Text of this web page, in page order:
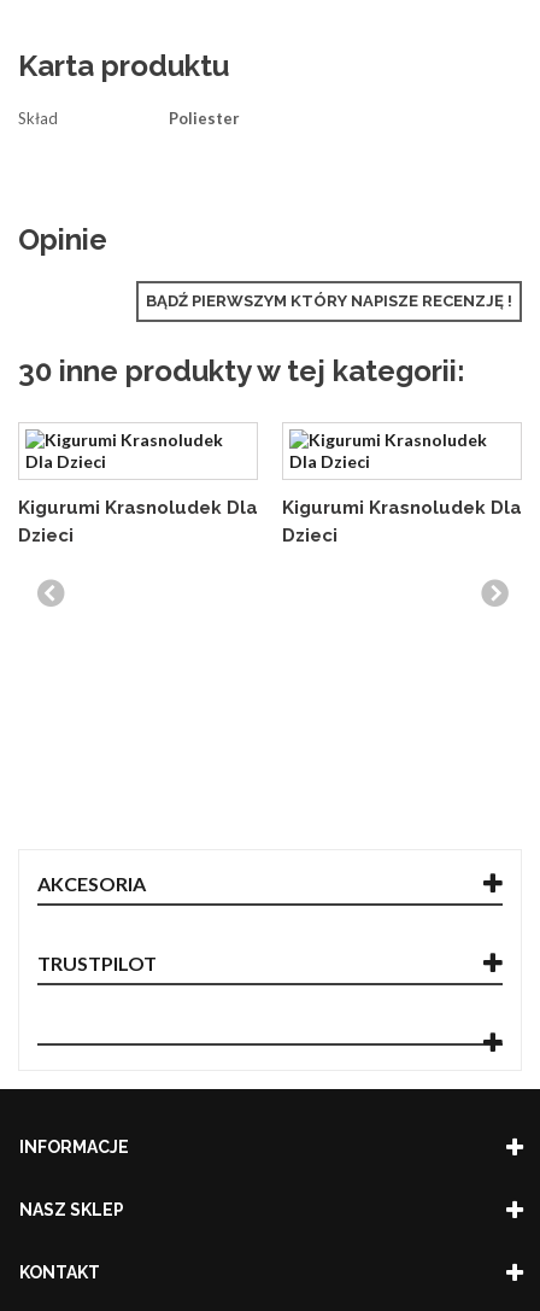
Karta produktu
Skład Poliester
Opinie
BĄDŹ PIERWSZYM KTÓRY NAPISZE RECENZJĘ !
30 inne produkty w tej kategorii:
Kigurumi Krasnoludek Dla
Dzieci
Kigurumi Krasnoludek Dla
Dzieci
AKCESORIA
TRUSTPILOT
INFORMACJE
NASZ SKLEP
KONTAKT